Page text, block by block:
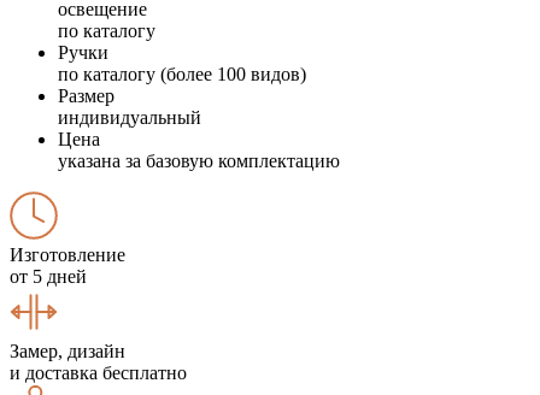
освещение
по каталогу
Ручки
по каталогу (более 100 видов)
Размер
индивидуальный
Цена
указана за базовую комплектацию
Изготовление
от 5 дней
Замер, дизайн
и доставка бесплатно